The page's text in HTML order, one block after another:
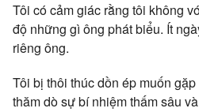
Tôi có cảm giác rằng tôi không
độ những gì ông phát biểu. Ít
riêng ông.
Tôi bị thôi thúc dồn ép muốn
thăm dò sự bí nhiệm thấm sâu